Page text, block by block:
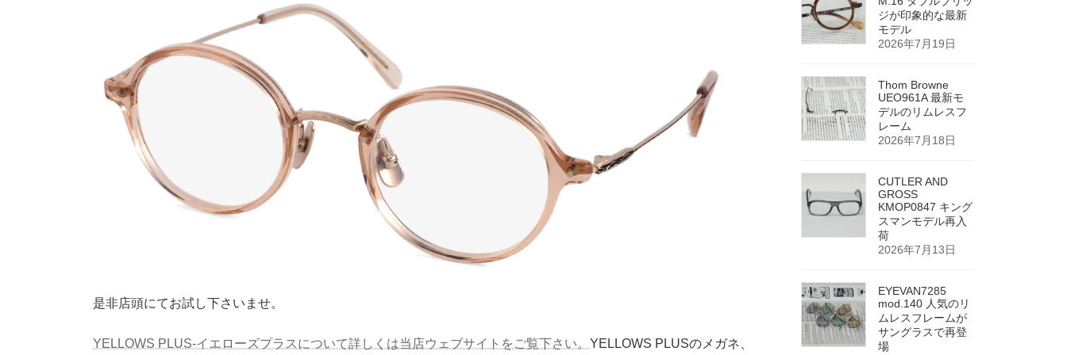
是非店頭にてお試し下さいませ。
YELLOWS PLUS-イエローズプラスについて詳しくは当店ウェブサイトをご覧下さい。 YELLOWS PLUSのメガネ、
ジが印象的な最新
モデル
2026年7月19日
Thom Browne
UEO961A 最新モ
デルのリムレスフ
レーム
2026年7月18日
CUTLER AND
GROSS
KMOP0847 キング
スマンモデル再入
荷
2026年7月13日
EYEVAN7285
mod.140 人気のリ
ムレスフレームが
サングラスで再登
場